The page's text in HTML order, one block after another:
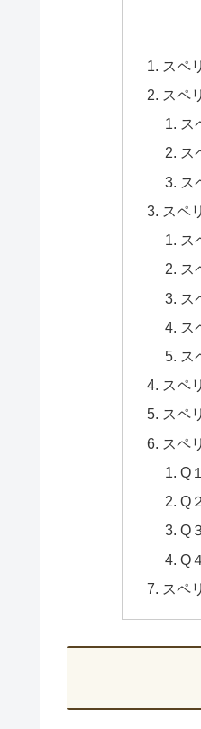
スペ
スペ
ス
ス
ス
スペ
ス
ス
ス
ス
ス
スペ
スペ
スペ
Q
Q
Q
Q
スペ